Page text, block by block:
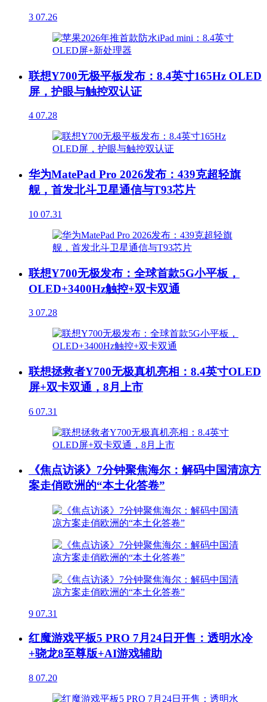
3 07.26
联想Y700无极平板发布：8.4英寸165Hz OLED
屏，护眼与触控双认证
4 07.28
华为MatePad Pro 2026发布：439克超轻旗
舰，首发北斗卫星通信与T93芯片
10 07.31
联想Y700无极发布：全球首款5G小平板，
OLED+3400Hz触控+双卡双通
3 07.28
联想拯救者Y700无极真机亮相：8.4英寸OLED
屏+双卡双通，8月上市
6 07.31
《焦点访谈》7分钟聚焦海尔：解码中国清凉方
案走俏欧洲的“本土化答卷”
9 07.31
红魔游戏平板5 PRO 7月24日开售：透明水冷
+骁龙8至尊版+AI游戏辅助
8 07.20